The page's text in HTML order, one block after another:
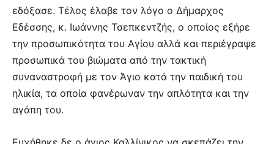
εδόξασε. Τέλος έλαβε τον λόγο ο Δήμαρχος
Εδέσσης, κ. Ιωάννης Τσεπκεντζής, ο οποίος εξήρε
την προσωπικότητα του Αγίου αλλά και περιέγραψε
προσωπικά του βιώματα από την τακτική
συναναστροφή με τον Άγιο κατά την παιδική του
ηλικία, τα οποία φανέρωναν την απλότητα και την
αγάπη του.